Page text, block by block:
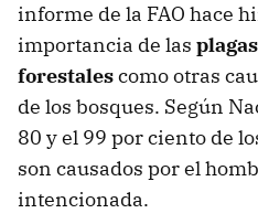
informe de la FAO hace
importancia de las
forestalescomo otras
de los bosques. Según
80 y el 99 por ciento de
son causados por el
intencionada.